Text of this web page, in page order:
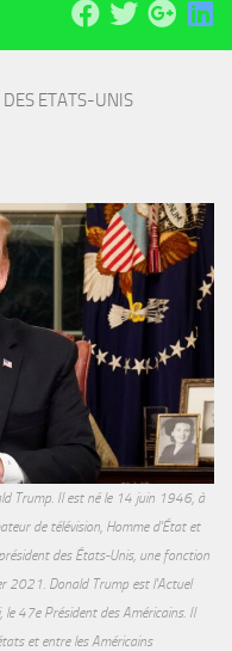
ETATS-UNIS
Trump. Il est né le 14 juin 1946, à
de télévision, Homme d'État et
des États-Unis, une fonction
2021. Donald Trump est l'Actuel
47e Président des Américains. Il
et entre les Américains